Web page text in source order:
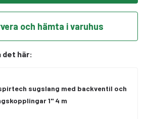
och hämta i varuhus
det här:
sugslang med backventil och
1" 4 m